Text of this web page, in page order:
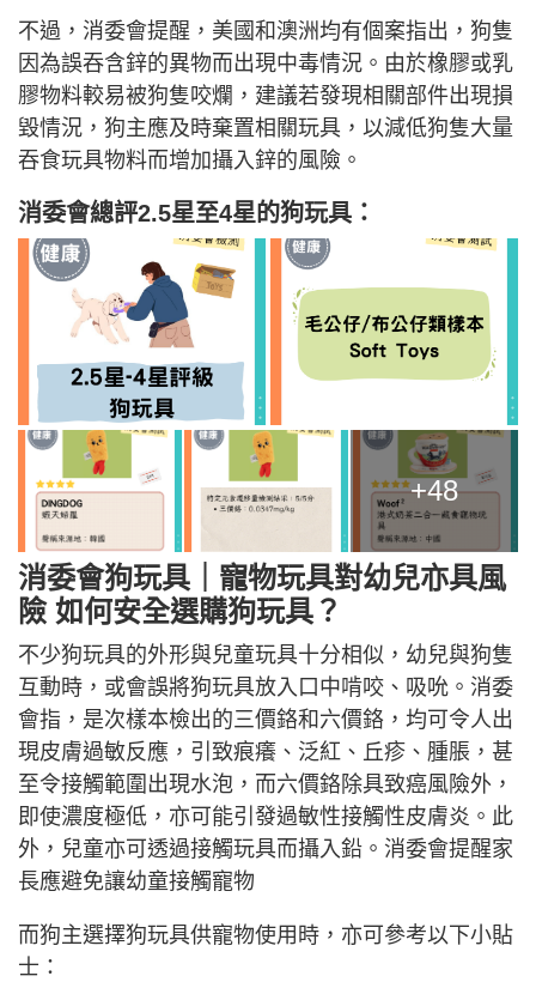
不過，消委會提醒，美國和澳洲均有個案指出，狗隻
因為誤吞含鋅的異物而出現中毒情況。由於橡膠或乳
膠物料較易被狗隻咬爛，建議若發現相關部件出現損
毀情況，狗主應及時棄置相關玩具，以減低狗隻大量
吞食玩具物料而增加攝入鋅的風險。
消委會總評2.5星至4星的狗玩具：
+48
消委會狗玩具｜寵物玩具對幼兒亦具風
險 如何安全選購狗玩具？
不少狗玩具的外形與兒童玩具十分相似，幼兒與狗隻
互動時，或會誤將狗玩具放入口中啃咬、吸吮。消委
會指，是次樣本檢出的三價鉻和六價鉻，均可令人出
現皮膚過敏反應，引致痕癢、泛紅、丘疹、腫脹，甚
至令接觸範圍出現水泡，而六價鉻除具致癌風險外，
即使濃度極低，亦可能引發過敏性接觸性皮膚炎。此
外，兒童亦可透過接觸玩具而攝入鉛。消委會提醒家
長應避免讓幼童接觸寵物
而狗主選擇狗玩具供寵物使用時，亦可參考以下小貼
士：